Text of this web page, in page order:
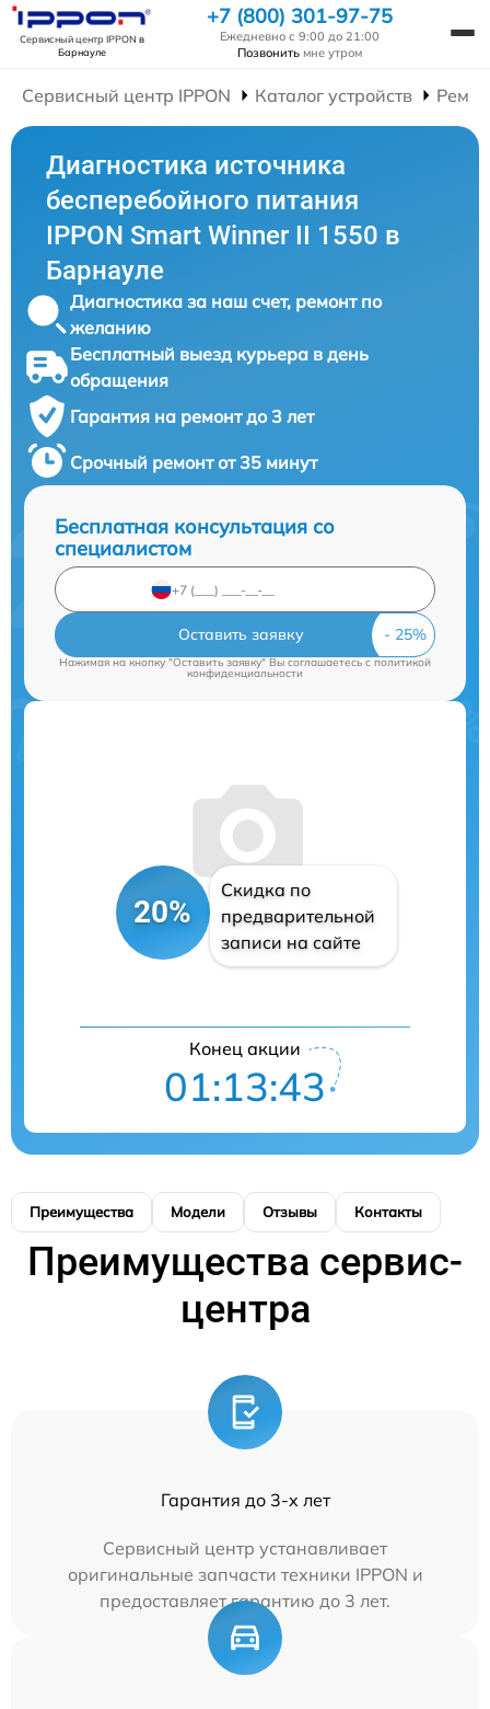
Сервисный центр IPPON в
Барнауле
+7 (800) 301-97-75
Ежедневно с 9:00 до 21:00
Позвонить мне утром
Сервисный центр IPPON Каталог устройств
Диагностика источника
бесперебойного питания
IPPON Smart Winner II 1550 в
Барнауле
Диагностика за наш счет, ремонт по
желанию
Бесплатный выезд курьера в день
обращения
Гарантия на ремонт до 3 лет
Срочный ремонт от 35 минут
Бесплатная консультация со
специалистом
Оставить заявку
Нажимая на кнопку "Оставить заявку" Вы соглашаетесь cполитикой
конфиденциальности
20%
Скидка по
предварительной
записи на сайте
Конец акции
01:13:43
Преимущества Модели Отзывы Контакты
Преимущества сервис-
центра
Гарантия до 3-х лет
Сервисный центр устанавливает
оригинальные запчасти техники IPPON и
предоставляет гарантию до 3 лет.